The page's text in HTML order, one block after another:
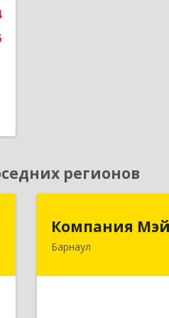
регионов
Компания
Барнаул656038,